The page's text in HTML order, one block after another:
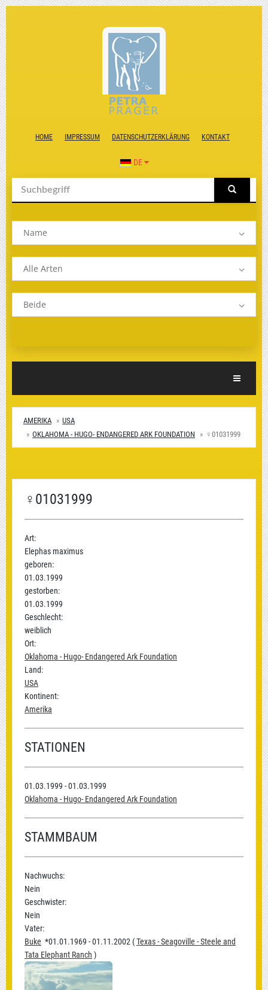
HOME IMPRESSUM DATENSCHUTZERKLÄRUNG KONTAKT
DE
Name
Alle Arten
Beide
Toggle
AMERIKA
USA
OKLAHOMA - HUGO- ENDANGERED ARK FOUNDATION
♀01031999
♀01031999
Art:
Elephas maximus
geboren:
01.03.1999
gestorben:
01.03.1999
Geschlecht:
weiblich
Ort:
Oklahoma - Hugo- Endangered Ark Foundation
Land:
USA
Kontinent:
Amerika
STATIONEN
01.03.1999 - 01.03.1999
Oklahoma - Hugo- Endangered Ark Foundation
STAMMBAUM
Nachwuchs:
Nein
Geschwister:
Nein
Vater:
Buke *01.01.1969 - 01.11.2002 (Texas - Seagoville - Steele and
Tata Elephant Ranch )